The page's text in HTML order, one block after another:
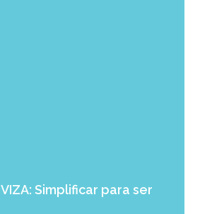
Simplificar para ser